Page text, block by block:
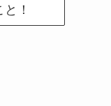
！